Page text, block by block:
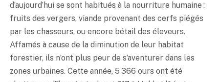
d’aujourd’hui se sont habitués à la nourriture humaine :
fruits des vergers, viande provenant des cerfs piégés
par les chasseurs, ou encore bétail des éleveurs.
Affamés à cause de la diminution de leur habitat
forestier, ils n’ont plus peur de s’aventurer dans les
zones urbaines. Cette année, 5 366 ours ont été